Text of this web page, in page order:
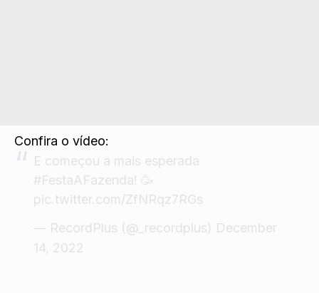
Confira o vídeo:
E começou a mais esperada
#FestaAFazenda! 🥳
pic.twitter.com/ZfNRqz7RGs
— RecordPlus (@_recordplus) December
14, 2022